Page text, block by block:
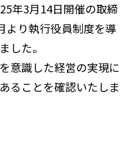
年3月14日開催の取締
より執行役員制度を導
した。
意識した経営の実現に
ることを確認いたしま